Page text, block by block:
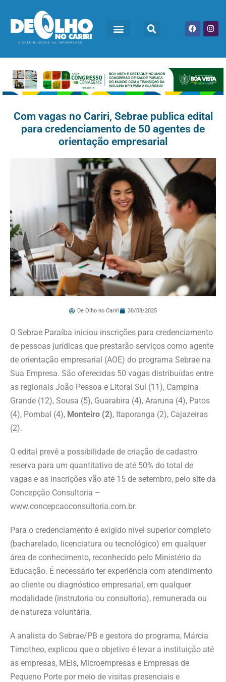
Com vagas no Cariri, Sebrae publica edital
para credenciamento de 50 agentes de
orientação empresarial
De Olho no Cariri 30/08/2025
O Sebrae Paraíba iniciou inscrições para credenciamento
de pessoas jurídicas que prestarão serviços como agente
de orientação empresarial (AOE) do programa Sebrae na
Sua Empresa. São oferecidas 50 vagas distribuídas entre
as regionais João Pessoa e Litoral Sul (11), Campina
Grande (12), Sousa (5), Guarabira (4), Araruna (4), Patos
(4), Pombal (4), Monteiro (2), Itaporanga (2), Cajazeiras
(2).
O edital prevê a possibilidade de criação de cadastro
reserva para um quantitativo de até 50% do total de
vagas e as inscrições vão até 15 de setembro, pelo site da
Concepção Consultoria –
www.concepcaoconsultoria.com.br.
Para o credenciamento é exigido nível superior completo
(bacharelado, licenciatura ou tecnológico) em qualquer
área de conhecimento, reconhecido pelo Ministério da
Educação. É necessário ter experiência com atendimento
ao cliente ou diagnóstico empresarial, em qualquer
modalidade (instrutoria ou consultoria), remunerada ou
de natureza voluntária.
A analista do Sebrae/PB e gestora do programa, Márcia
Timotheo, explicou que o objetivo é levar a instituição até
as empresas, MEIs, Microempresas e Empresas de
Pequeno Porte por meio de visitas presenciais e